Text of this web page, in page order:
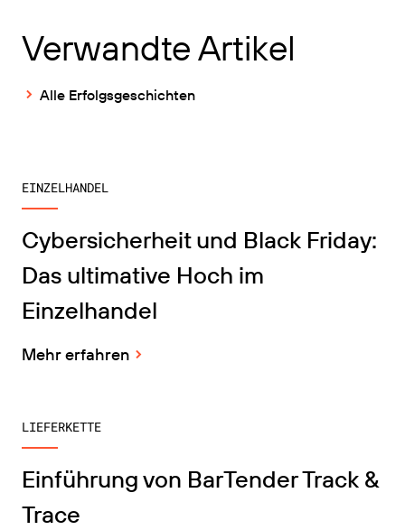
Verwandte Artikel
Alle Erfolgsgeschichten
EINZELHANDEL
Cybersicherheit und Black Friday:
Das ultimative Hoch im
Einzelhandel
Mehr erfahren
LIEFERKETTE
Einführung von BarTender Track &
Trace